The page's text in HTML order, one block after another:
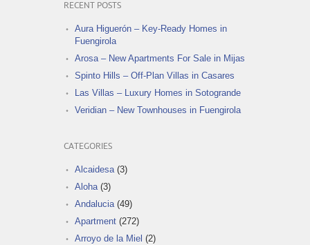
RECENT POSTS
Aura Higuerón – Key-Ready Homes in
Fuengirola
Arosa – New Apartments For Sale in Mijas
Spinto Hills – Off-Plan Villas in Casares
Las Villas – Luxury Homes in Sotogrande
Veridian – New Townhouses in Fuengirola
CATEGORIES
Alcaidesa (3)
Aloha (3)
Andalucia (49)
Apartment (272)
Arroyo de la Miel (2)